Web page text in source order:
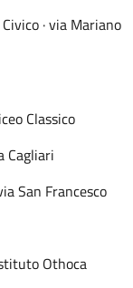
· via Mariano
Classico
Cagliari
San Francesco
Othoca